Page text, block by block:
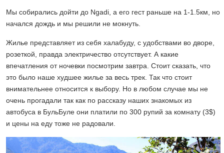
Мы собирались дойти до Ngadi, а его гест раньше на 1-1.5км, но
начался дождь и мы решили не мокнуть.
Жилье представляет из себя халабуду, с удобствами во дворе,
розеткой, правда электричество отсутствует. А какие
впечатления от ночевки посмотрим завтра. Стоит сказать, что
это было наше худшее жилье за весь трек. Так что стоит
внимательнее относится к выбору. Но в любом случае мы не
очень прогадали так как по рассказу наших знакомых из
автобуса в БульБуле они платили по 300 рупий за комнату (3$)
и цены на еду тоже не радовали.